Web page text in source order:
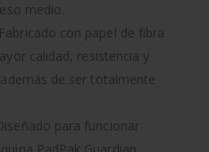
medio.
Fabricado con papel de fibra
calidad, resistencia y
de ser totalmente
para funcionar